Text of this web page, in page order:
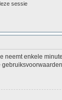
sessie
enkele